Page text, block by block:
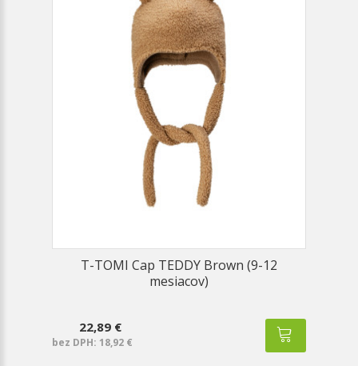
T-TOMI Cap TEDDY Brown (9-12
mesiacov)
22,89 €
bez DPH: 18,92 €